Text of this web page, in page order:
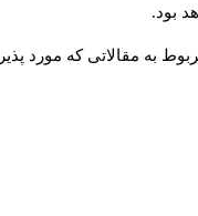
بود.
به مقالاتی که مورد